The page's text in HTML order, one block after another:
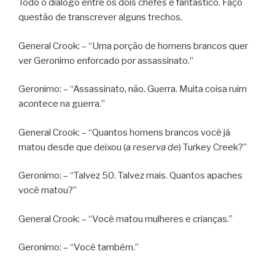
Todo o diálogo entre os dois chefes é fantástico. Faço
questão de transcrever alguns trechos.
General Crook: – “Uma porção de homens brancos quer
ver Geronimo enforcado por assassinato.”
Geronimo: – “Assassinato, não. Guerra. Muita coisa ruim
acontece na guerra.”
General Crook: – “Quantos homens brancos você já
matou desde que deixou (a reserva de) Turkey Creek?”
Geronimo: – “Talvez 50. Talvez mais. Quantos apaches
você matou?”
General Crook: – “Você matou mulheres e crianças.”
Geronimo: – “Você também.”